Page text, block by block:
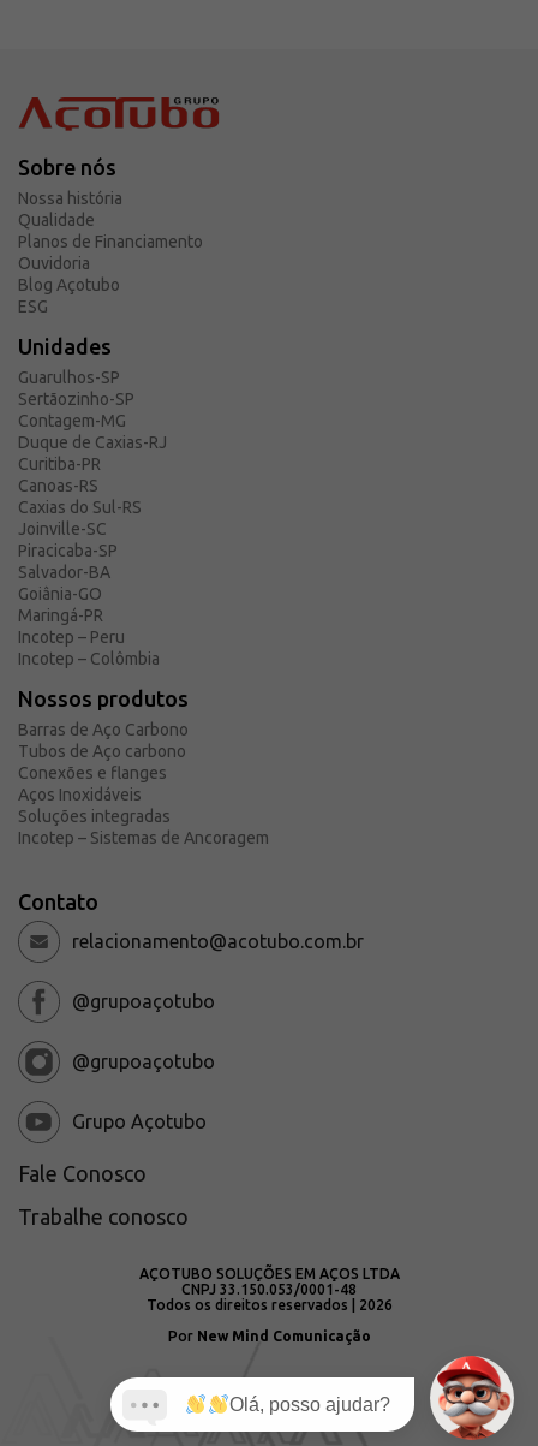
Sobre nós
Nossa história
Qualidade
Planos de Financiamento
Ouvidoria
Blog Açotubo
ESG
Unidades
Guarulhos-SP
Sertãozinho-SP
Contagem-MG
Duque de Caxias-RJ
Curitiba-PR
Canoas-RS
Caxias do Sul-RS
Joinville-SC
Piracicaba-SP
Salvador-BA
Goiânia-GO
Maringá-PR
Incotep – Peru
Incotep – Colômbia
Nossos produtos
Barras de Aço Carbono
Tubos de Aço carbono
Conexões e flanges
Aços Inoxidáveis
Soluções integradas
Incotep – Sistemas de Ancoragem
Contato
relacionamento@acotubo.com.br
@grupoaçotubo
@grupoaçotubo
Grupo Açotubo
Fale Conosco
Trabalhe conosco
AÇOTUBO SOLUÇÕES EM AÇOS LTDA
CNPJ 33.150.053/0001-48
Todos os direitos reservados | 2026
Por New Mind Comunicação
Olá, posso ajudar?